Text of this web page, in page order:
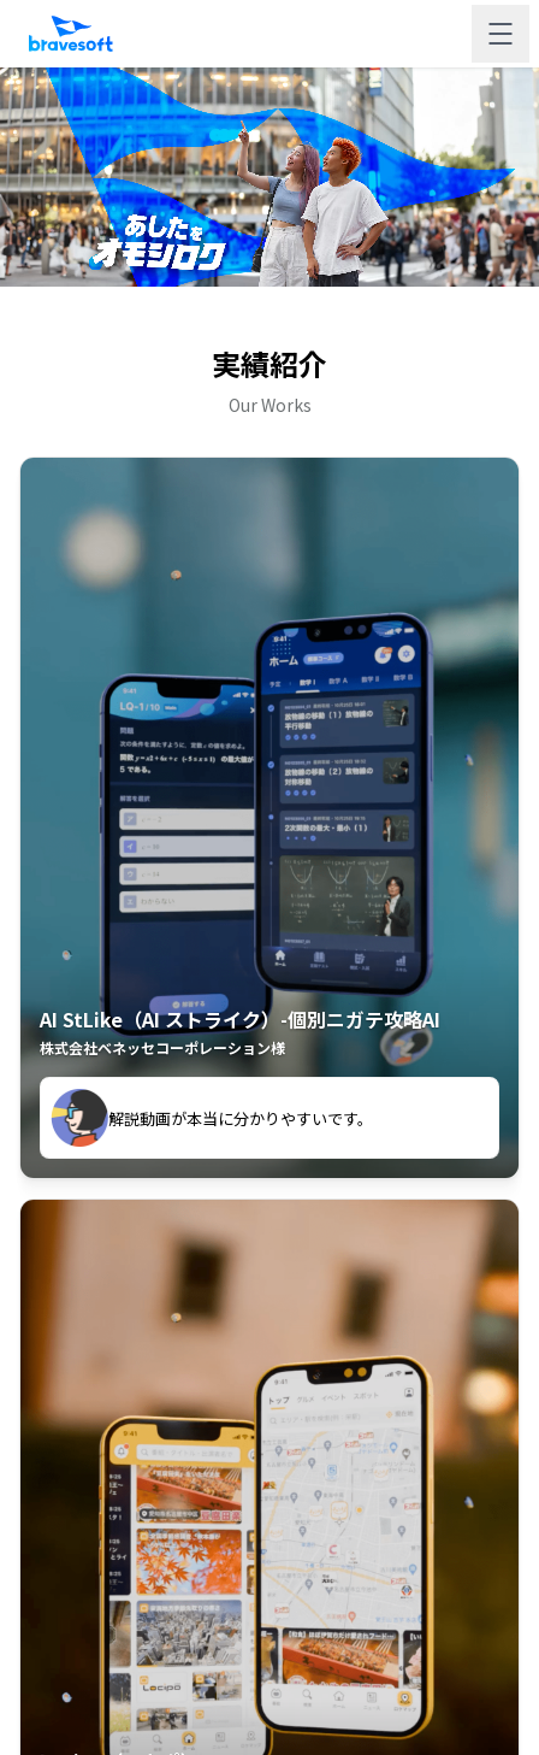
実績紹介
Our Works
AI StLike（AI ストライク）-個別ニガテ攻略AI
株式会社ベネッセコーポレーション様
古文漢文を主に使わせていただいているが、復習する
のに非常に役立っている。
解説動画が本当に分かりやすいです。